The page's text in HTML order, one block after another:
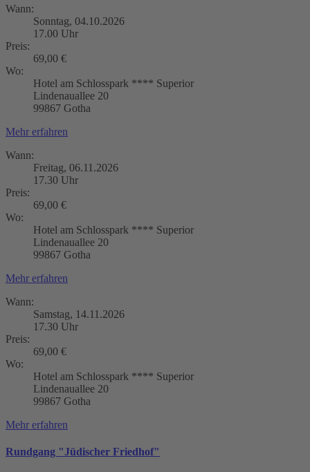
Wann:
Sonntag, 04.10.2026
17.00 Uhr
Preis:
69,00 €
Wo:
Hotel am Schlosspark **** Superior
Lindenauallee 20
99867 Gotha
Mehr erfahren
Wann:
Freitag, 06.11.2026
17.30 Uhr
Preis:
69,00 €
Wo:
Hotel am Schlosspark **** Superior
Lindenauallee 20
99867 Gotha
Mehr erfahren
Wann:
Samstag, 14.11.2026
17.30 Uhr
Preis:
69,00 €
Wo:
Hotel am Schlosspark **** Superior
Lindenauallee 20
99867 Gotha
Mehr erfahren
Rundgang "Jüdischer Friedhof"